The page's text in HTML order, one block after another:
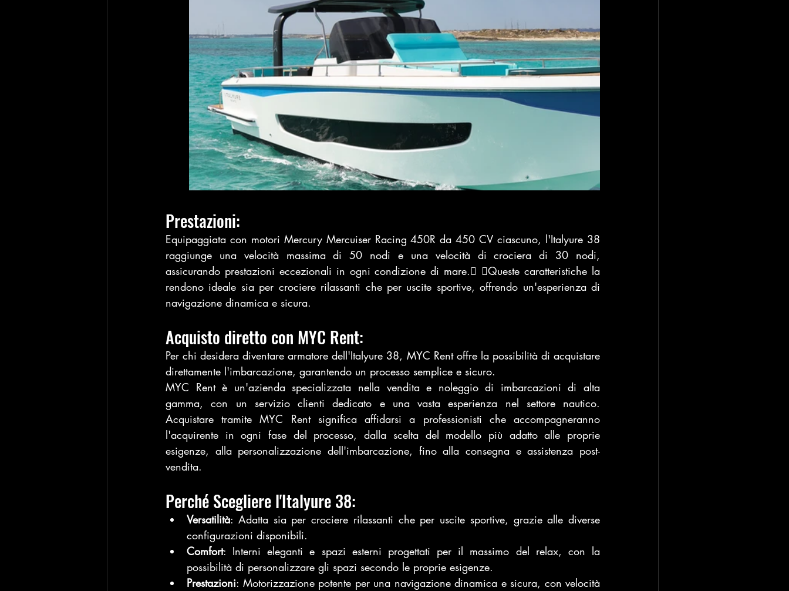
Prestazioni:
Equipaggiata con motori Mercury Mercuiser Racing 450R da 450 CV ciascuno, l'Italyure 38
raggiunge una velocità massima di 50 nodi e una velocità di crociera di 30 nodi,
assicurando prestazioni eccezionali in ogni condizione di mare. Queste caratteristiche la
rendono ideale sia per crociere rilassanti che per uscite sportive, offrendo un'esperienza di
navigazione dinamica e sicura.
Acquisto diretto con MYC Rent:
Per chi desidera diventare armatore dell'Italyure 38, MYC Rent offre la possibilità di acquistare
direttamente l'imbarcazione, garantendo un processo semplice e sicuro.
MYC Rent è un'azienda specializzata nella vendita e noleggio di imbarcazioni di alta
gamma, con un servizio clienti dedicato e una vasta esperienza nel settore nautico.
Acquistare tramite MYC Rent significa affidarsi a professionisti che accompagneranno
l'acquirente in ogni fase del processo, dalla scelta del modello più adatto alle proprie
esigenze, alla personalizzazione dell'imbarcazione, fino alla consegna e assistenza post-
vendita.
Perché Scegliere l'Italyure 38:
Versatilità: Adatta sia per crociere rilassanti che per uscite sportive, grazie alle diverse
configurazioni disponibili.
Comfort: Interni eleganti e spazi esterni progettati per il massimo del relax, con la
possibilità di personalizzare gli spazi secondo le proprie esigenze.
Prestazioni: Motorizzazione potente per una navigazione dinamica e sicura, con velocità